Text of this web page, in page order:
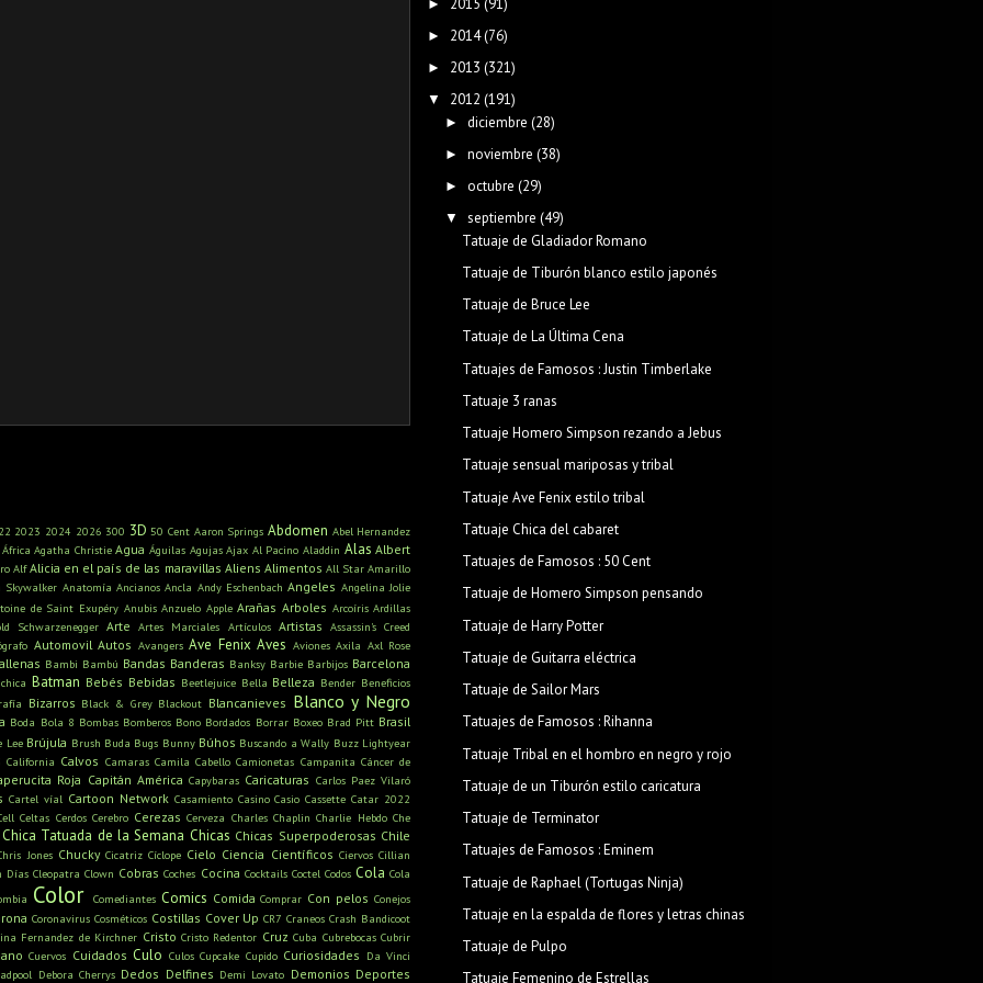
2023 2024 2026 300 3D 50 Cent Aaron Springs Abdomen Abel Hernandez
África Agatha Christie Agua Águilas Agujas Ajax Al Pacino Aladdin Alas Albert
Alf Alicia en el país de las maravillas Aliens Alimentos All Star Amarillo
Skywalker Anatomía Ancianos Ancla Andy Eschenbach Angeles Angelina Jolie
de Saint Exupéry Anubis Anzuelo Apple Arañas Arboles Arcoíris Ardillas
Schwarzenegger Arte Artes Marciales Artículos Artistas Assassin's Creed
Automovil Autos Avangers Ave Fenix Aves Aviones Axila Axl Rose
Bambi Bambú Bandas Banderas Banksy Barbie Barbijos Barcelona
Batman Bebés Bebidas Beetlejuice Bella Belleza Bender Beneficios
Bizarros Black & Grey Blackout Blancanieves Blanco y Negro
Boda Bola 8 Bombas Bomberos Bono Bordados Borrar Boxeo Brad Pitt Brasil
Lee Brújula Brush Buda Bugs Bunny Búhos Buscando a Wally Buzz Lightyear
California Calvos Camaras Camila Cabello Camionetas Campanita Cáncer de
Roja Capitán América Capybaras Caricaturas Carlos Paez Vilaró
Cartel víal Cartoon Network Casamiento Casino Casio Cassette Catar 2022
Celtas Cerdos Cerebro Cerezas Cerveza Charles Chaplin Charlie Hebdo Che
Chica Tatuada de la Semana Chicas Chicas Superpoderosas Chile
Jones Chucky Cicatriz Cíclope Cielo Ciencia Científicos Ciervos Cillian
Días Cleopatra Clown Cobras Coches Cocina Cocktails Coctel Codos Cola Cola
Color Comediantes Comics Comida Comprar Con pelos Conejos
Coronavirus Cosméticos Costillas Cover Up CR7 Craneos Crash Bandicoot
Fernandez de Kirchner Cristo Cristo Redentor Cruz Cuba Cubrebocas Cubrir
Cuervos Cuidados Culo Culos Cupcake Cupido Curiosidades Da Vinci
Debora Cherrys Dedos Delfines Demi Lovato Demonios Deportes
►
► 2014(76)
► 2013 (321)
▼ 2012 (191)
► diciembre (28)
► noviembre (38)
► octubre (29)
▼ septiembre (49)
Tatuaje de Gladiador Romano
Tatuaje de Tiburón blanco estilo japonés
Tatuaje de Bruce Lee
Tatuaje de La Última Cena
Tatuajes de Famosos : Justin Timberlake
Tatuaje 3 ranas
Tatuaje Homero Simpson rezando a Jebus
Tatuaje sensual mariposas y tribal
Tatuaje Ave Fenix estilo tribal
Tatuaje Chica del cabaret
Tatuajes de Famosos : 50 Cent
Tatuaje de Homero Simpson pensando
Tatuaje de Harry Potter
Tatuaje de Guitarra eléctrica
Tatuaje de Sailor Mars
Tatuajes de Famosos : Rihanna
Tatuaje Tribal en el hombro en negro y rojo
Tatuaje de un Tiburón estilo caricatura
Tatuaje de Terminator
Tatuajes de Famosos : Eminem
Tatuaje de Raphael (Tortugas Ninja)
Tatuaje en la espalda de flores y letras chinas
Tatuaje de Pulpo
Tatuaje Femenino de Estrellas